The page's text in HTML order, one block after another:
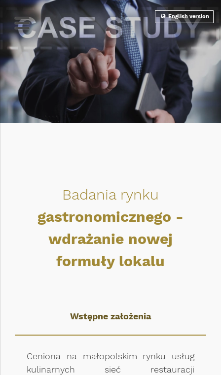
Badania rynku
gastronomicznego -
wdrażanie nowej
formuły lokalu
Wstępne założenia
Ceniona na małopolskim rynku usług
kulinarnych sieć restauracji
English version